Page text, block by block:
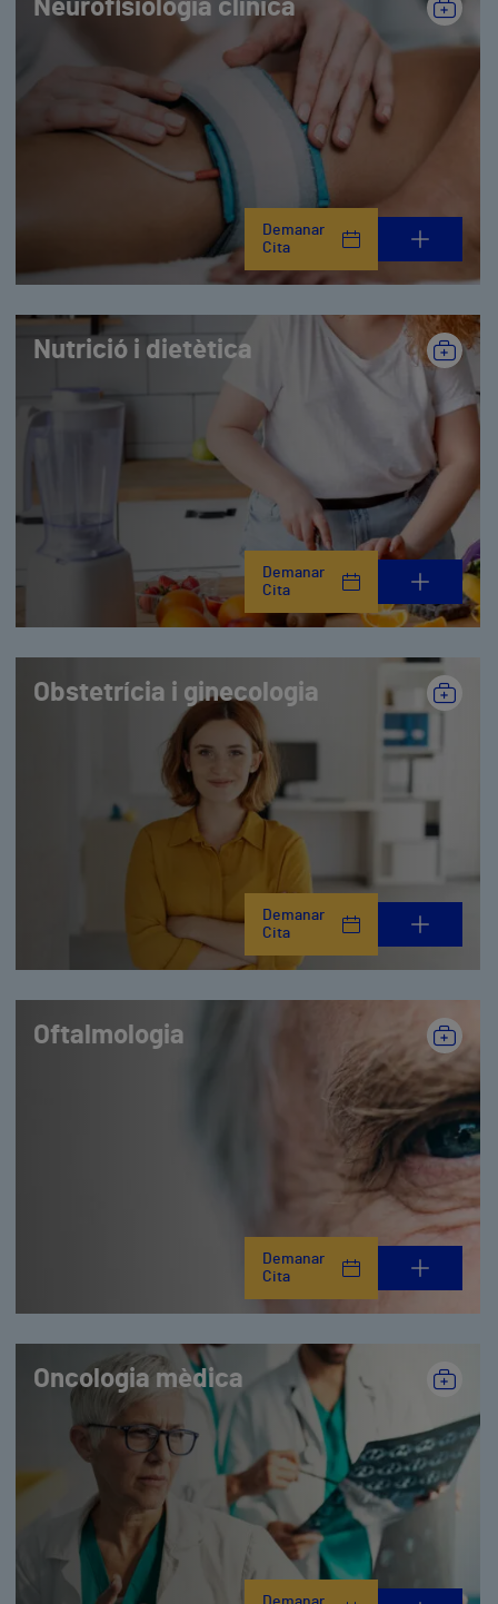
Neurofisiologia clínica
Demanar
Cita
Nutrició i dietètica
Demanar
Cita
Obstetrícia i ginecologia
Demanar
Cita
Oftalmologia
Demanar
Cita
Oncologia mèdica